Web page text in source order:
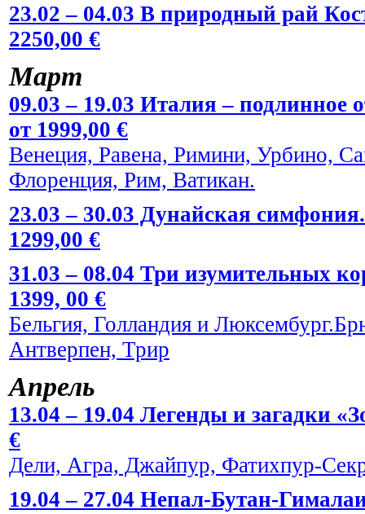
23.02 – 04.03 В природный рай
2250,00 €
Март
09.03 – 19.03 Италия –
от 1999,00 €
Венеция, Равена, Римини, Урбино,
Флоренция, Рим, Ватикан.
23.03 – 30.03 Дунайская
1299,00 €
31.03 – 08.04 Три изумительных
1399, 00 €
Бельгия, Голландия и
Антверпен, Трир
Апрель
13.04 – 19.04 Легенды и загадки
€
Дели, Агра, Джайпур, Фатихпур-
19.04 – 27.04 Непал-Бутан-